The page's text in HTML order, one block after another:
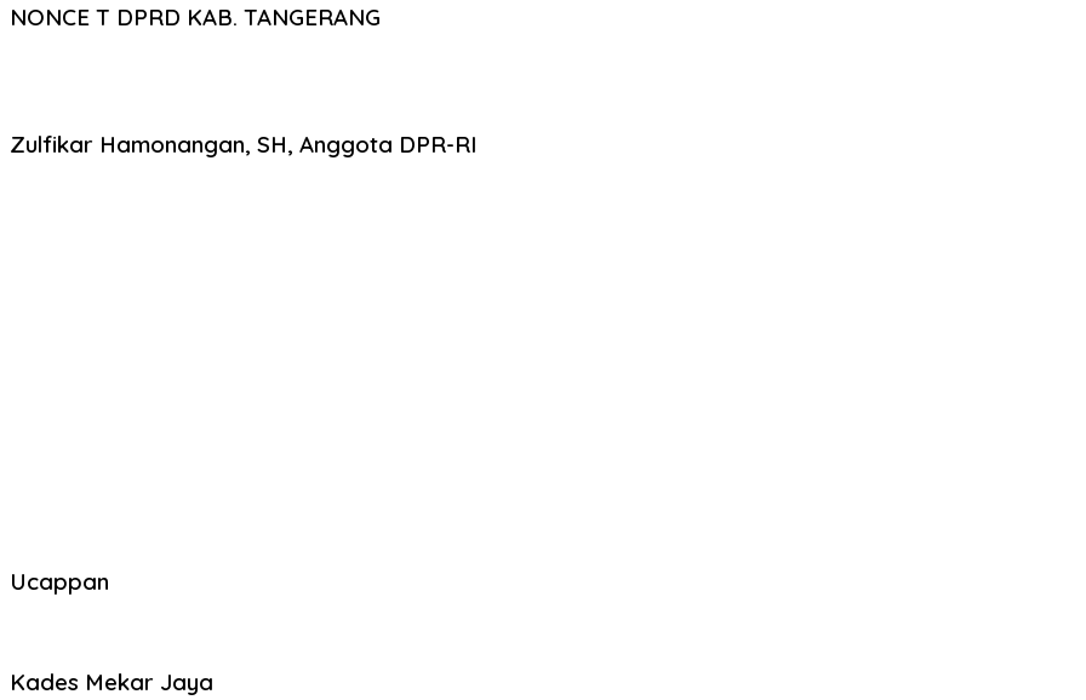
NONCE T DPRD KAB. TANGERANG
Zulfikar Hamonangan, SH, Anggota DPR-RI
Ucappan
Kades Mekar Jaya